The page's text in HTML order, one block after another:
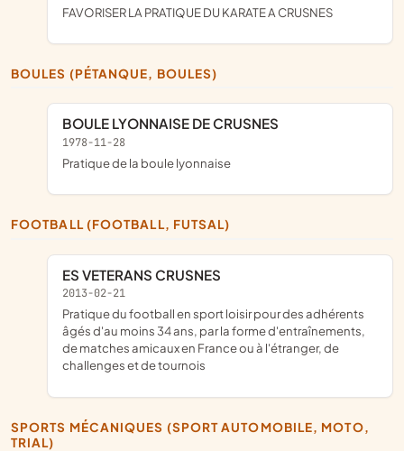
FAVORISER LA PRATIQUE DU KARATE A CRUSNES
BOULES (PÉTANQUE, BOULES)
BOULE LYONNAISE DE CRUSNES
1978-11-28
pratique de la boule lyonnaise
FOOTBALL (FOOTBALL, FUTSAL)
ES VETERANS CRUSNES
2013-02-21
pratique du football en sport loisir pour des adhérents
âgés d'au moins 34 ans, par la forme d'entraînements,
de matches amicaux en France ou à l'étranger, de
challenges et de tournois
SPORTS MÉCANIQUES (SPORT AUTOMOBILE, MOTO,
TRIAL)